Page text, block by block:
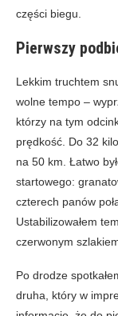
części biegu.
Pierwszy
Lekkim truchtem
wolne tempo –
którzy na tym
prędkość. Do 32
na 50 km. Łatwo
startowego:
czterech panów
Ustabilizowałem
czerwonym
Po drodze
druha, który w